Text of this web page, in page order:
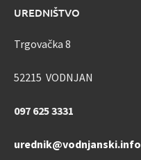
UREDNIŠTVO
Trgovačka 8
52215 VODNJAN
097 625 3331
urednik@vodnjanski.info